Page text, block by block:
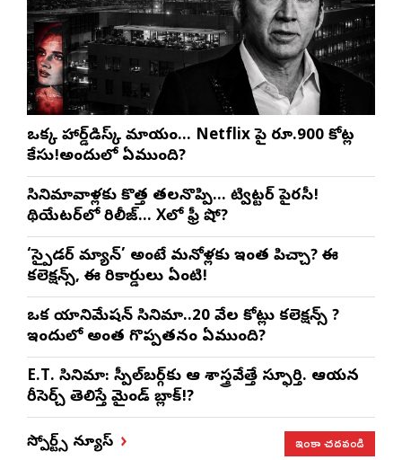
ఒక్క హార్డ్‌డిస్క్ మాయం… Netflix పై రూ.900 కోట్ల
కేసు!అందులో ఏముంది?
సినిమావాళ్లకు కొత్త తలనొప్పి… ట్విట్టర్ పైరసీ!
థియేటర్‌లో రిలీజ్… Xలో ఫ్రీ షో?
‘స్పైడర్ మ్యాన్’ అంటే మనోళ్లకు ఇంత పిచ్చా? ఈ
కలెక్షన్స్, ఈ రికార్డులు ఏంటి!
ఒక యానిమేషన్ సినిమా..20 వేల కోట్లు కలెక్షన్స్ ?
ఇందులో అంత గొప్పతనం ఏముంది?
E.T. సినిమా: స్పీల్‌బర్గ్‌కు ఆ శాస్త్రవేత్తే స్ఫూర్తి. ఆయన
రీసెర్చ్ తెలిస్తే మైండ్ బ్లాక్!?
స్పోర్ట్స్ న్యూస్ ఇంకా చదవండి